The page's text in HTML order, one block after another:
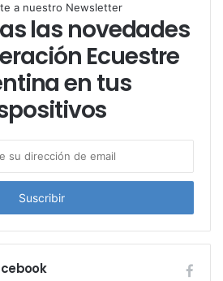
a nuestro Newsletter
las novedades
Ecuestre
en tus